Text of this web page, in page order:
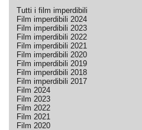
Tutti i film imperdibili
Film imperdibili 2024
Film imperdibili 2023
Film imperdibili 2022
Film imperdibili 2021
Film imperdibili 2020
Film imperdibili 2019
Film imperdibili 2018
Film imperdibili 2017
Film 2024
Film 2023
Film 2022
Film 2021
Film 2020